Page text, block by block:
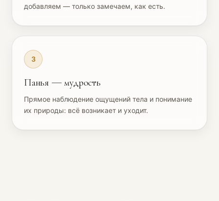
добавляем — только замечаем, как есть.
3
Панья — мудрость
Прямое наблюдение ощущений тела и понимание
их природы: всё возникает и уходит.